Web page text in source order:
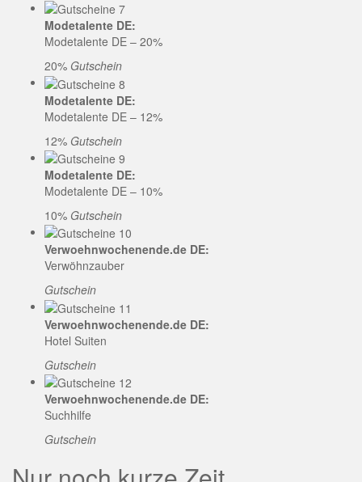
Modetalente DE:
Modetalente DE – 20%
20% Gutschein
Modetalente DE:
Modetalente DE – 12%
12% Gutschein
Modetalente DE:
Modetalente DE – 10%
10% Gutschein
Verwoehnwochenende.de DE:
Verwöhnzauber
Gutschein
Verwoehnwochenende.de DE:
Hotel Suiten
Gutschein
Verwoehnwochenende.de DE:
Suchhilfe
Gutschein